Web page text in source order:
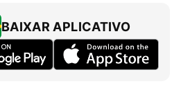
BAIXAR APLICATIVO